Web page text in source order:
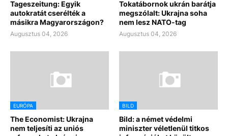
Tageszeitung: Egyik
autokratát cserélték a
másikra Magyarországon?
Augusztus 04, 2026
Tokatábornok ukrán barátja
megszólalt: Ukrajna soha
nem lesz NATO-tag
Augusztus 04, 2026
EURÓPA
The Economist: Ukrajna
nem teljesíti az uniós
BILD
Bild: a német védelmi
miniszter véletlenül titkos